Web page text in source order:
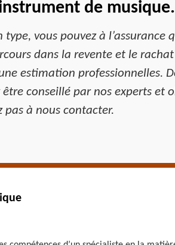
de musique.
vous pouvez à l’assurance
dans la revente et le rachat
estimation professionnelles.
conseillé par nos experts et
à nous contacter.